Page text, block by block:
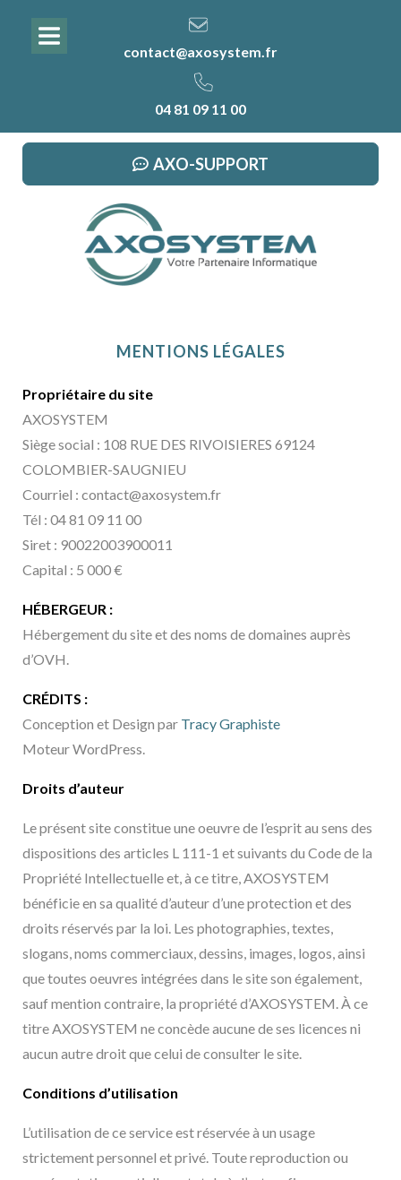
contact@axosystem.fr
04 81 09 11 00
AXO-SUPPORT
MENTIONS LÉGALES
Propriétaire du site
AXOSYSTEM
Siège social : 108 RUE DES RIVOISIERES 69124
COLOMBIER-SAUGNIEU
Courriel : contact@axosystem.fr
Tél : 04 81 09 11 00
Siret : 90022003900011
Capital : 5 000 €
HÉBERGEUR :
Hébergement du site et des noms de domaines auprès
d’OVH.
CRÉDITS :
Conception et Design par Tracy Graphiste
Moteur WordPress.
Droits d’auteur
Le présent site constitue une oeuvre de l’esprit au sens des
dispositions des articles L 111-1 et suivants du Code de la
Propriété Intellectuelle et, à ce titre, AXOSYSTEM
bénéficie en sa qualité d’auteur d’une protection et des
droits réservés par la loi. Les photographies, textes,
slogans, noms commerciaux, dessins, images, logos, ainsi
que toutes oeuvres intégrées dans le site son également,
sauf mention contraire, la propriété d’AXOSYSTEM. À ce
titre AXOSYSTEM ne concède aucune de ses licences ni
aucun autre droit que celui de consulter le site.
Conditions d’utilisation
L’utilisation de ce service est réservée à un usage
strictement personnel et privé. Toute reproduction ou